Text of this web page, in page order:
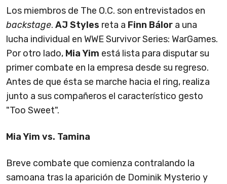
Los miembros de The O.C. son entrevistados en
backstage. AJ Styles reta a Finn Bálor a una
lucha individual en WWE Survivor Series: WarGames.
Por otro lado, Mia Yim está lista para disputar su
primer combate en la empresa desde su regreso.
Antes de que ésta se marche hacia el ring, realiza
junto a sus compañeros el característico gesto
"Too Sweet".
Mia Yim vs. Tamina
Breve combate que comienza contralando la
samoana tras la aparición de Dominik Mysterio y